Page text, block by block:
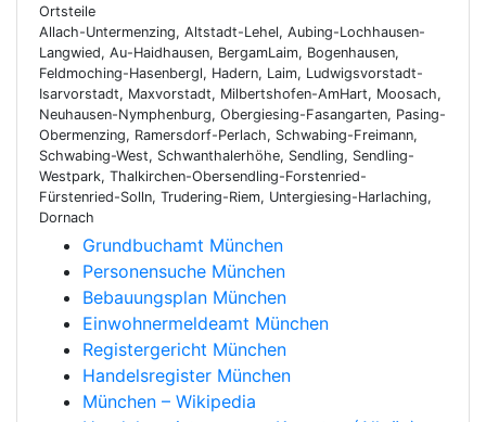
Ortsteile
Allach-Untermenzing, Altstadt-Lehel, Aubing-Lochhausen-
Langwied, Au-Haidhausen, BergamLaim, Bogenhausen,
Feldmoching-Hasenbergl, Hadern, Laim, Ludwigsvorstadt-
Isarvorstadt, Maxvorstadt, Milbertshofen-AmHart, Moosach,
Neuhausen-Nymphenburg, Obergiesing-Fasangarten, Pasing-
Obermenzing, Ramersdorf-Perlach, Schwabing-Freimann,
Schwabing-West, Schwanthalerhöhe, Sendling, Sendling-
Westpark, Thalkirchen-Obersendling-Forstenried-
Fürstenried-Solln, Trudering-Riem, Untergiesing-Harlaching,
Dornach
Grundbuchamt München
Personensuche München
Bebauungsplan München
Einwohnermeldeamt München
Registergericht München
Handelsregister München
München – Wikipedia